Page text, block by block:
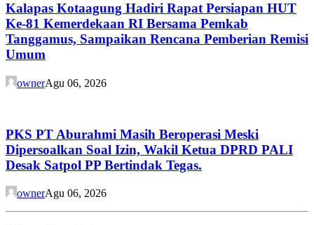
Kalapas Kotaagung Hadiri Rapat Persiapan HUT
Ke-81 Kemerdekaan RI Bersama Pemkab
Tanggamus, Sampaikan Rencana Pemberian Remisi
Umum
ownerAgu 06, 2026
PKS PT Aburahmi Masih Beroperasi Meski
Dipersoalkan Soal Izin, Wakil Ketua DPRD PALI
Desak Satpol PP Bertindak Tegas.
ownerAgu 06, 2026